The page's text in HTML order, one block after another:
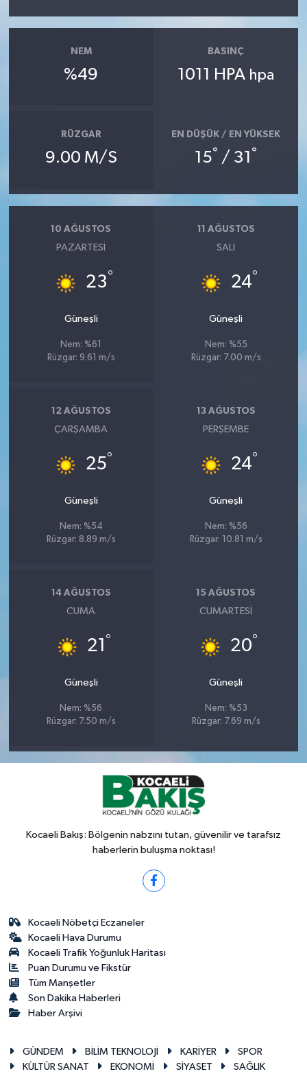
NEM
%49
BASINÇ
1011 HPA hpa
RÜZGAR
9.00 M/S
EN DÜŞÜK / EN YÜKSEK
15° / 31 °
10 AĞUSTOS
PAZARTESI
23°
Güneşli
Nem: %61
Rüzgar: 9.61 m/s
11 AĞUSTOS
SALI
24°
Güneşli
Nem: %55
Rüzgar: 7.00 m/s
12 AĞUSTOS
ÇARŞAMBA
25°
Güneşli
Nem: %54
Rüzgar: 8.89 m/s
13 AĞUSTOS
PERŞEMBE
24°
Güneşli
Nem: %56
Rüzgar: 10.81 m/s
14 AĞUSTOS
CUMA
21 °
Güneşli
Nem: %56
Rüzgar: 7.50 m/s
15 AĞUSTOS
CUMARTESI
20°
Güneşli
Nem: %53
Rüzgar: 7.69 m/s
Kocaeli Bakış: Bölgenin nabzını tutan, güvenilir ve tarafsız
haberlerin buluşma noktası!
Kocaeli Nöbetçi Eczaneler
Kocaeli Hava Durumu
Kocaeli Trafik Yoğunluk Haritası
Puan Durumu ve Fikstür
Tüm Manşetler
Son Dakika Haberleri
Haber Arşivi
GÜNDEM BİLİM TEKNOLOJİ KARİYER
SPOR
KÜLTÜR SANAT
EKONOMİ SİYASET SAĞLIK